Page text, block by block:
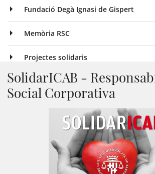
Fundació Degà Ignasi de Gispert
Memòria RSC
Projectes solidaris
SolidarICAB -
Social Corporativa